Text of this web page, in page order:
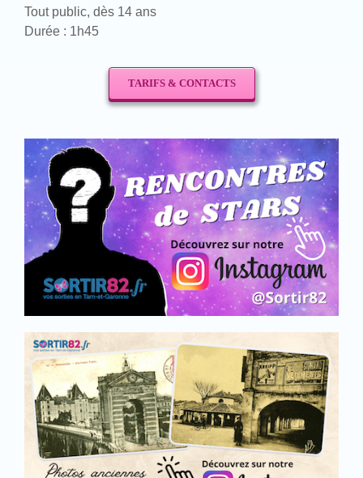
Tout public, dès 14 ans
Durée : 1h45
TARIFS & CONTACTS